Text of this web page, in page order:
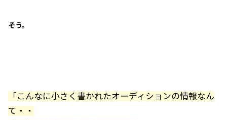
そう。
「こんなに小さく書かれたオーディションの情報なん
て・・